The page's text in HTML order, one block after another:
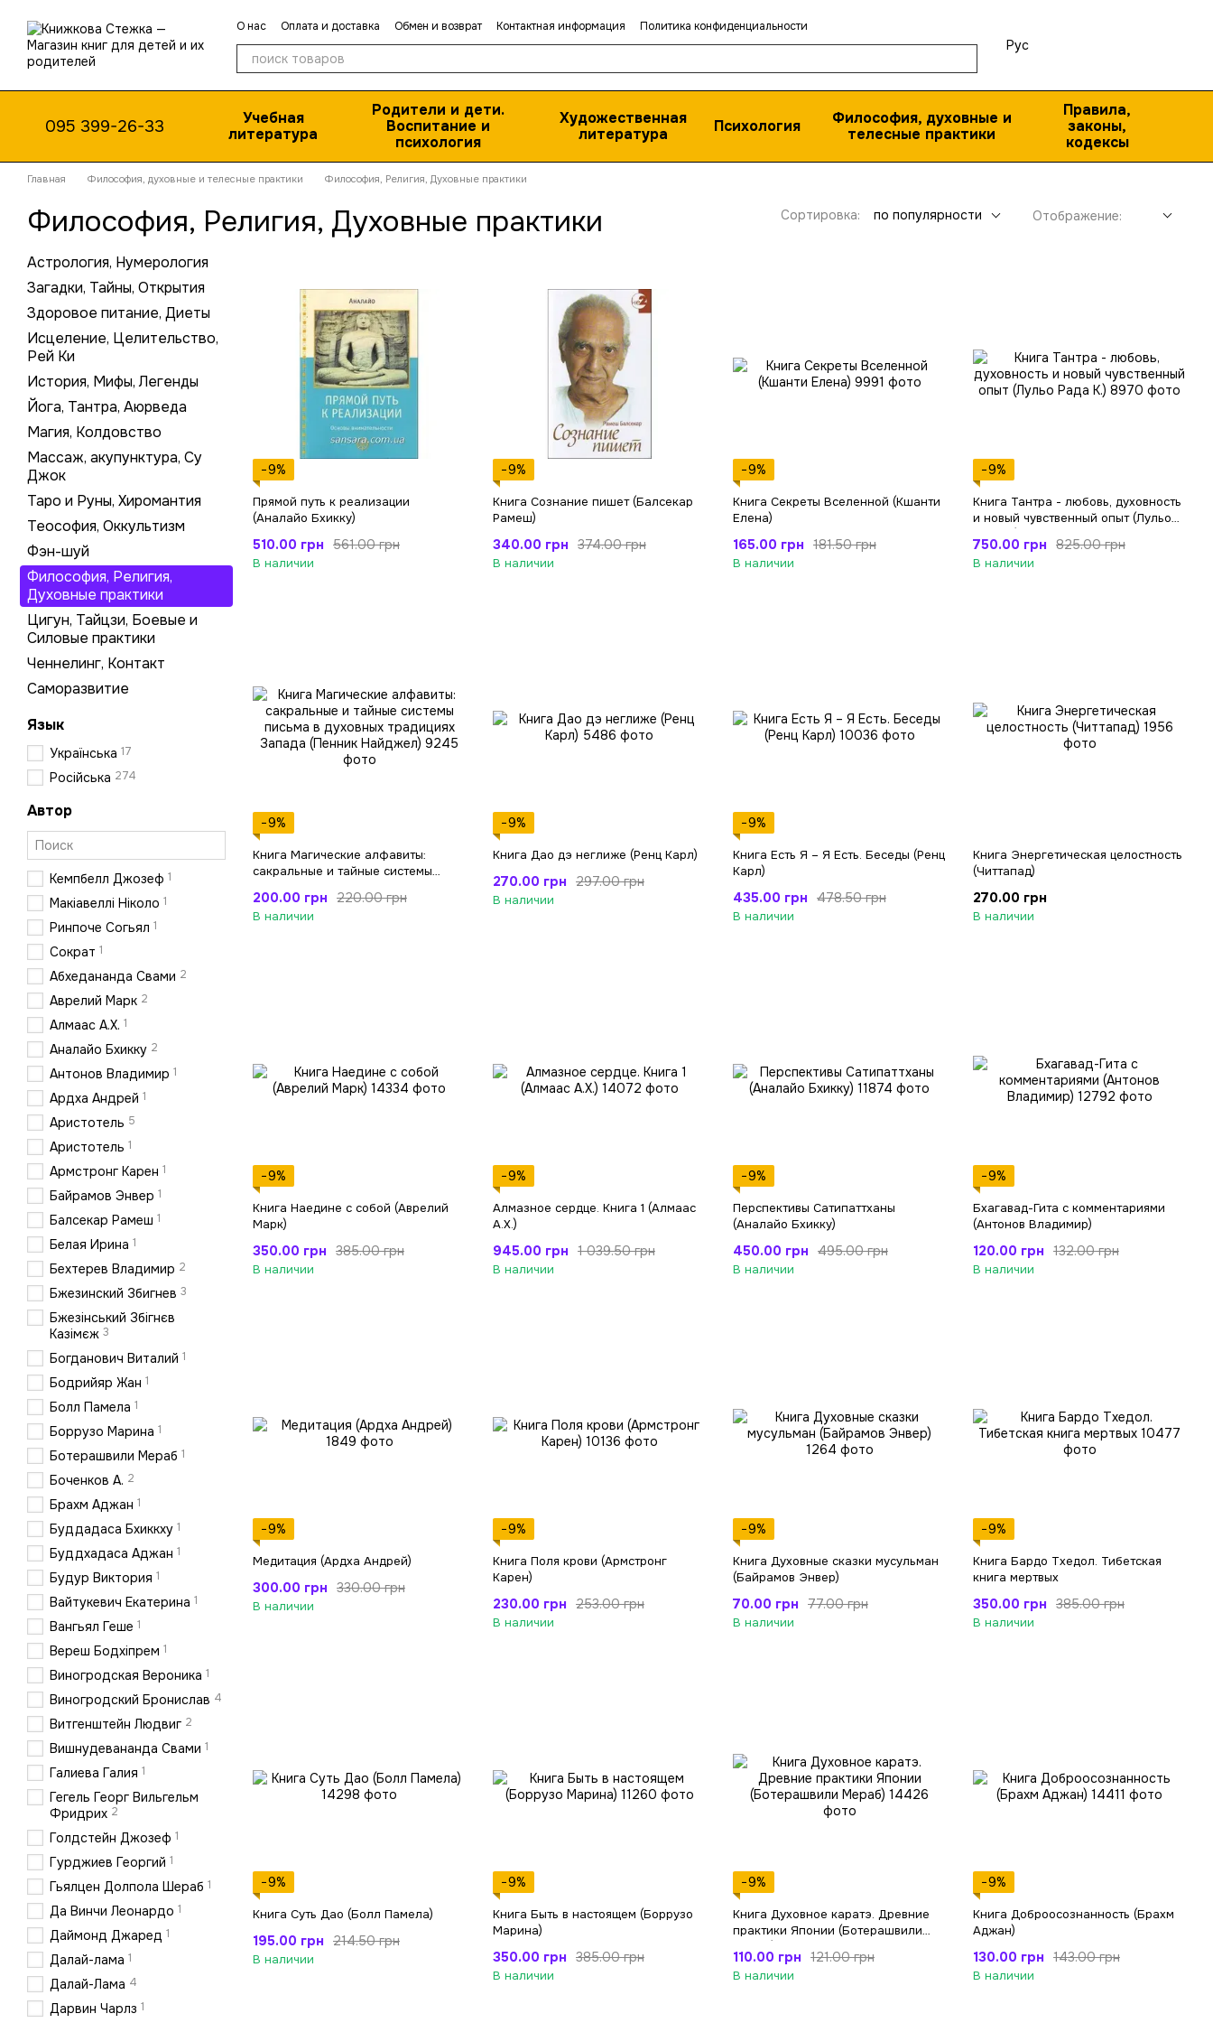
О нас Оплата и доставка Обмен и возврат Контактная информация
Политика конфиденциальности
Публичная оферта
Рус
095 399-26-33
Учебная
литература
Родители и дети.
Воспитание и
психология
Художественная
литература
Психология
Философия, духовные и
телесные практики
Правила,
законы,
кодексы
Главная Философия, духовные и телесные практики Философия, Религия, Духовные практики
Философия, Религия, Духовные практики Сортировка: по популярности Отображение:
−9%
Прямой путь к реализации
(Аналайо Бхикку)
561.00 грн
510.00 грн
В наличии
−9%
Книга Сознание пишет (Балсекар
Рамеш)
374.00 грн
340.00 грн
В наличии
−9%
Книга Секреты Вселенной (Кшанти
Елена)
181.50 грн
165.00 грн
В наличии
−9%
Книга Тантра - любовь, духовность
и новый чувственный опыт (Лульо
825.00 грн
750.00 грн
В наличии
−9%
Книга Магические алфавиты:
сакральные и тайные системы
Запада (Пенник Найджел)
220.00 грн
200.00 грн
В наличии
−9%
Книга Дао дэ неглиже (Ренц Карл)
297.00 грн
270.00 грн
В наличии
−9%
Книга Есть Я – Я Есть. Беседы (Ренц
Карл)
478.50 грн
435.00 грн
В наличии
Книга Энергетическая целостность
(Читтапад)
270.00 грн
В наличии
−9%
Книга Наедине с собой (Аврелий
Марк)
385.00 грн
350.00 грн
В наличии
−9%
Алмазное сердце. Книга 1 (Алмаас
А.Х.)
1 039.50 грн
945.00 грн
В наличии
−9%
Перспективы Сатипаттханы
(Аналайо Бхикку)
495.00 грн
450.00 грн
В наличии
−9%
Бхагавад-Гита с комментариями
(Антонов Владимир)
132.00 грн
120.00 грн
В наличии
−9%
Медитация (Ардха Андрей)
330.00 грн
300.00 грн
В наличии
−9%
Книга Поля крови (Армстронг
Карен)
253.00 грн
230.00 грн
В наличии
−9%
Книга Духовные сказки мусульман
(Байрамов Энвер)
77.00 грн
70.00 грн
В наличии
−9%
Книга Бардо Тхедол. Тибетская
книга мертвых
385.00 грн
350.00 грн
В наличии
−9%
Книга Суть Дао (Болл Памела)
214.50 грн
195.00 грн
В наличии
−9%
Книга Быть в настоящем (Боррузо
Марина)
385.00 грн
350.00 грн
В наличии
−9%
Книга Духовное каратэ. Древние
практики Японии (Ботерашвили
121.00 грн
110.00 грн
В наличии
−9%
Книга Доброосознанность (Брахм
Аджан)
143.00 грн
130.00 грн
В наличии
Астрология, Нумерология
Загадки, Тайны, Открытия
Здоровое питание, Диеты
Исцеление, Целительство,
Рей Ки
История, Мифы, Легенды
Йога, Тантра, Аюрведа
Магия, Колдовство
Массаж, акупунктура, Су
Джок
Таро и Руны, Хиромантия
Теософия, Оккультизм
Фэн-шуй
Философия, Религия,
Духовные практики
Цигун, Тайцзи, Боевые и
Силовые практики
Ченнелинг, Контакт
Саморазвитие
Язык
Українська 17
Російська 274
Автор
Кемпбелл Джозеф 1
Макіавеллі Ніколо 1
Ринпоче Согьял 1
Сократ 1
Абхедананда Свами 2
Аврелий Марк 2
Алмаас А.Х. 1
Аналайо Бхикку 2
Антонов Владимир 1
Ардха Андрей 1
Аристотель 5
Аристотель 1
Армстронг Карен 1
Байрамов Энвер 1
Балсекар Рамеш 1
Белая Ирина 1
Бехтерев Владимир 2
Бжезинский Збигнев 3
Бжезінський Збігнєв
Казімєж 3
Богданович Виталий 1
Бодрийяр Жан 1
Болл Памела 1
Боррузо Марина 1
Ботерашвили Мераб 1
Боченков А. 2
Брахм Аджан 1
Буддадаса Бхиккху 1
Буддхадаса Аджан 1
Будур Виктория 1
Вайтукевич Екатерина 1
Вангьял Геше 1
Вереш Бодхіпрем 1
Виногродская Вероника 1
Виногродский Бронислав 4
Витгенштейн Людвиг 2
Вишнудевананда Свами 1
Галиева Галия 1
Гегель Георг Вильгельм
Фридрих 2
Голдстейн Джозеф 1
Гурджиев Георгий 1
Гьялцен Долпола Шераб 1
Да Винчи Леонардо 1
Даймонд Джаред 1
Далай-лама 1
Далай-Лама 4
Дарвин Чарлз 1